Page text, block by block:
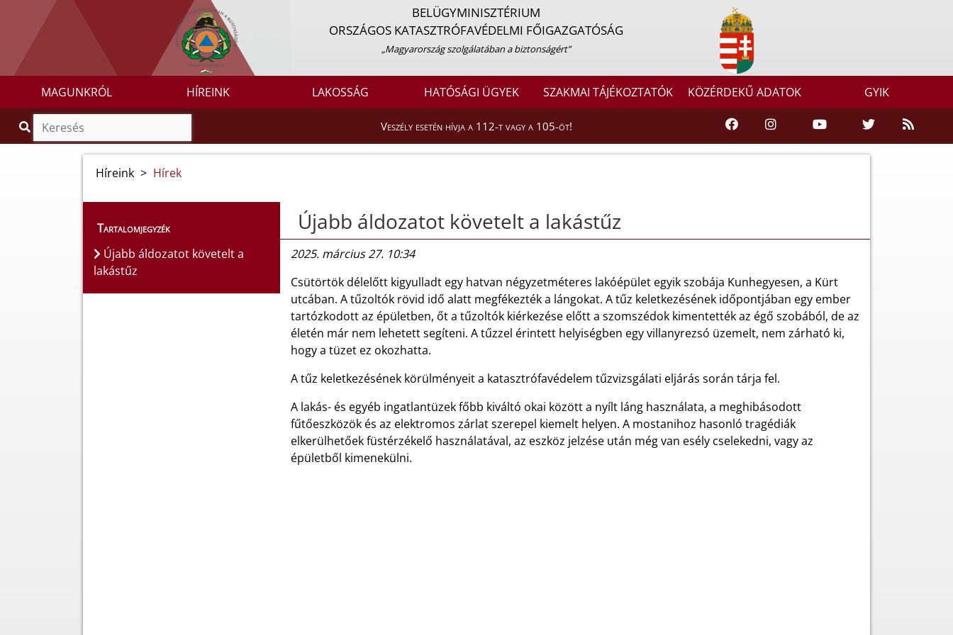
BELÜGYMINISZTÉRIUM
ORSZÁGOS KATASZTRÓFAVÉDELMI FŐIGAZGATÓSÁG
„Magyarország szolgálatában a biztonságért”
MAGUNKRÓL HÍREINK LAKOSSÁG HATÓSÁGI ÜGYEK SZAKMAI TÁJÉKOZTATÓK KÖZÉRDEKŰ ADATOK GYIK
Veszély esetén hívja a 112-t vagy a 105-öt!
Híreink > Hírek
Tartalomjegyzék
Újabb áldozatot követelt a
lakástűz
Újabb áldozatot követelt a lakástűz
2025. március 27. 10:34
Csütörtök délelőtt kigyulladt egy hatvan négyzetméteres lakóépület egyik szobája Kunhegyesen, a Kürt
utcában. A tűzoltók rövid idő alatt megfékezték a lángokat. A tűz keletkezésének időpontjában egy ember
tartózkodott az épületben, őt a tűzoltók kiérkezése előtt a szomszédok kimentették az égő szobából, de az
életén már nem lehetett segíteni. A tűzzel érintett helyiségben egy villanyrezsó üzemelt, nem zárható ki,
hogy a tüzet ez okozhatta.
A tűz keletkezésének körülményeit a katasztrófavédelem tűzvizsgálati eljárás során tárja fel.
A lakás- és egyéb ingatlantüzek főbb kiváltó okai között a nyílt láng használata, a meghibásodott
fűtőeszközök és az elektromos zárlat szerepel kiemelt helyen. A mostanihoz hasonló tragédiák
elkerülhetőek füstérzékelő használatával, az eszköz jelzése után még van esély cselekedni, vagy az
épületből kimenekülni.